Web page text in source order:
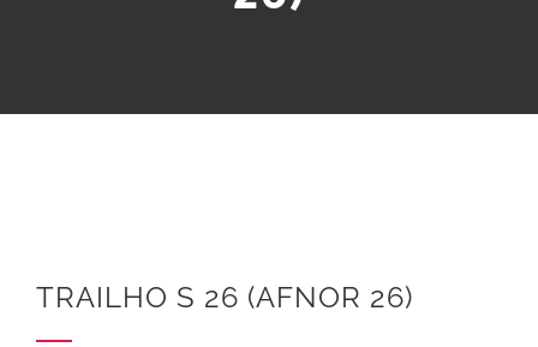
TRAILHO S 26 (AFNOR 26)